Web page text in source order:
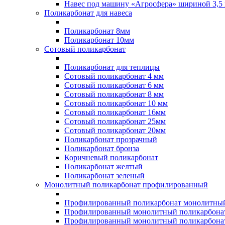
Навес под машину «Агросфера» шириной 3,5
Поликарбонат для навеса
Поликарбонат 8мм
Поликарбонат 10мм
Сотовый поликарбонат
Поликарбонат для теплицы
Сотовый поликарбонат 4 мм
Сотовый поликарбонат 6 мм
Сотовый поликарбонат 8 мм
Сотовый поликарбонат 10 мм
Сотовый поликарбонат 16мм
Сотовый поликарбонат 25мм
Сотовый поликарбонат 20мм
Поликарбонат прозрачный
Поликарбонат бронза
Коричневый поликарбонат
Поликарбонат желтый
Поликарбонат зеленый
Монолитный поликарбонат профилированный
Профилированный поликарбонат
Профилированный монолитный
Профилированный монолитный